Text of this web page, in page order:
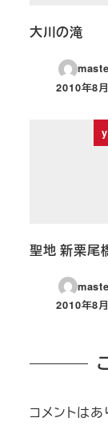
大川の滝
投稿日
2010年8
聖地 新栗尾
投稿日
2010年8
コメントはあ